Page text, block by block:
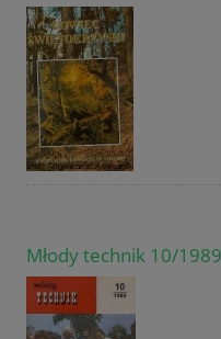
Młody technik 10/